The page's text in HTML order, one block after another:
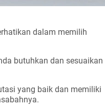
dalam memilih
butuhkan dan sesuaikan
yang baik dan memiliki